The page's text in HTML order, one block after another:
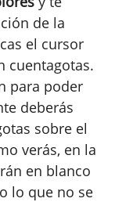
de la
el cursor
cuentagotas.
para poder
deberás
sobre el
verás, en la
en blanco
lo que no se